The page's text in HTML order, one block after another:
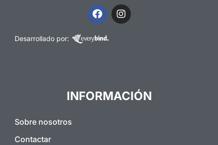
Desarrollado por:
INFORMACIÓN
Sobre nosotros
Contactar